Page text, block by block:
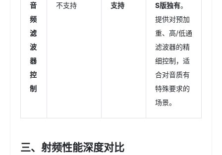
音
频
滤
波
器
控
制
不支持 支持 S版独有。
提供对预加
重、高/低通
滤波器的精
细控制，适
合对音质有
特殊要求的
场景。
三、射频性能深度对比